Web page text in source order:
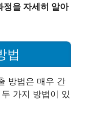
정을 자세히 알아
법
방법은 매우 간
가지 방법이 있